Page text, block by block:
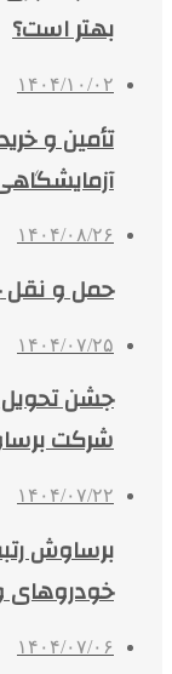
بهتر است؟
۱۴۰۴/۱۰/۰۲
تأمین و
۱۴۰۴/۰۸/۲۶
حمل و نقل
۱۴۰۴/۰۷/۲۵
جشن
شرکت
۱۴۰۴/۰۷/۲۲
برساوش
خودروهای
۱۴۰۴/۰۷/۰۶